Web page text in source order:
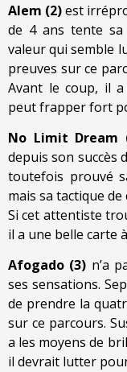
Alem (2)est
de 4 ans tente sa
valeur qui semble
preuves sur ce
Avant le coup, il
peut frapper fort
No Limit Dream
depuis son succès
toutefois prouvé
mais sa tactique
Si cet attentiste
il a une belle carte
Afogado (3) n’a
ses sensations.
de prendre la
sur ce parcours.
a les moyens de
il devrait lutter